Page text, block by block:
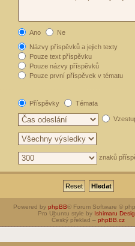
Ano
Ne
Názvy příspěvků a jejich texty
Pouze text příspěvku
Pouze názvy příspěvků
Pouze první příspěvek v tématu
Příspěvky
Témata
znaků
Powered by phpBB® Forum Software ©
Pro Ubuntu style by Ishimaru
Český překlad – phpBB.cz